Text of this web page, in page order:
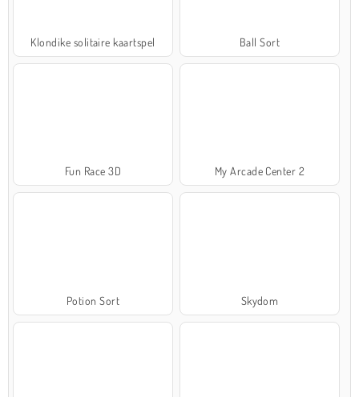
Klondike solitaire kaartspel Ball Sort
Fun Race 3D My Arcade Center 2
Potion Sort Skydom